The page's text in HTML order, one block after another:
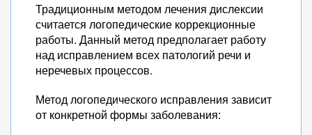
Традиционным методом лечения дислексии
считается логопедические коррекционные
работы. Данный метод предполагает работу
над исправлением всех патологий речи и
неречевых процессов.
Метод логопедического исправления зависит
от конкретной формы заболевания: